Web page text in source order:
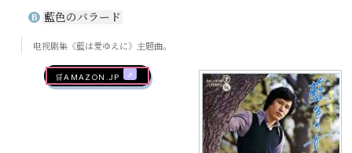
B 藍色のバラード
电视剧集《藍は愛ゆえに》主题曲。
🛒AMAZON.jp